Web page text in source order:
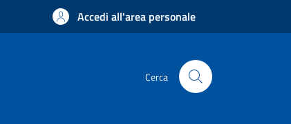
Accedi all'area personale
Cerca